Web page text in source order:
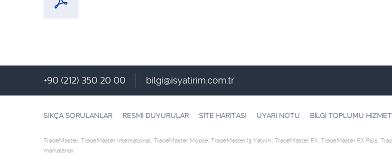
+90 (212) 350 20 00 bilgi@isyatirim.com.tr
SIKÇA SORULANLAR RESMİ DUYURULAR SİTE HARİTASI UYARI NOTU BİLGİ TOPLUMU
TradeMaster, TradeMaster International, TradeMaster Mobile, TradeMaster İş Yatırım, TradeMaster FX, TradeMaster FX Plus,
markalarıdır.